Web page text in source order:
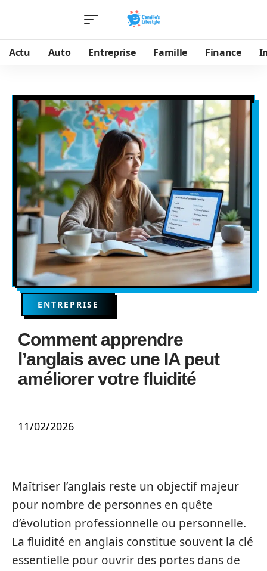
Actu Auto Entreprise Famille Finance
ENTREPRISE
Comment apprendre
l’anglais avec une IA peut
améliorer votre fluidité
11/02/2026
Maîtriser l’anglais reste un objectif majeur
pour nombre de personnes en quête
d’évolution professionnelle ou personnelle.
La fluidité en anglais constitue souvent la clé
essentielle pour ouvrir des portes dans de